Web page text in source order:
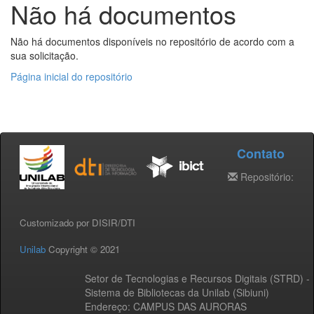
Não há documentos
Não há documentos disponíveis no repositório de acordo com a
sua solicitação.
Página inicial do repositório
Customizado por DISIR/DTI
Unilab Copyright © 2021
Setor de Tecnologias e Recursos Digitais (STRD) -
Sistema de Bibliotecas da Unilab (Sibiuni)
Endereço: CAMPUS DAS AURORAS
Contato
Repositório: